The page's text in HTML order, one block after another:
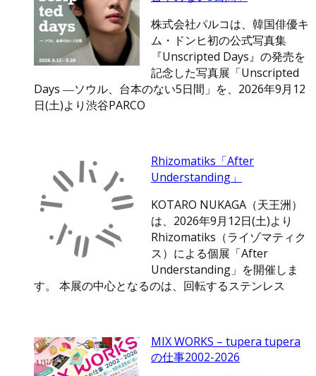
株式会社パルコは、韓国俳優キ
ム・ドンヒ初の公式写真集
『Unscripted Days』の発売を
記念した写真展「Unscripted
Days ―ソウル、台本のない5日間」を、2026年9月12
日(土)より渋谷PARCO
Rhizomatiks「After
Understanding」
KOTARO NUKAGA（天王洲）
は、2026年9月12日(土)より
Rhizomatiks（ライゾマティク
ス）による個展「After
Understanding」を開催しま
す。 本展の中心となるのは、回転するステンレス
MIX WORKS – tupera tupera
の仕事2002-2026